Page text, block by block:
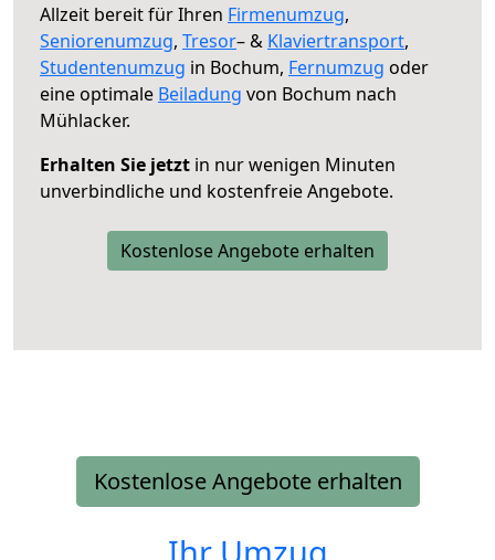
Allzeit bereit für Ihren Firmenumzug,
Seniorenumzug, Tresor– & Klaviertransport,
Studentenumzug in Bochum, Fernumzug oder
eine optimale Beiladung von Bochum nach
Mühlacker.
Erhalten Sie jetzt in nur wenigen Minuten
unverbindliche und kostenfreie Angebote.
Kostenlose Angebote erhalten
Kostenlose Angebote erhalten
Ihr Umzug